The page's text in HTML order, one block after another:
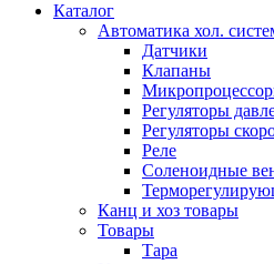
Каталог
Автоматика хол.
Датчики
Клапаны
Регуляторы
Регуляторы
Реле
Соленоидные
Канц и хоз товары
Товары
Тара